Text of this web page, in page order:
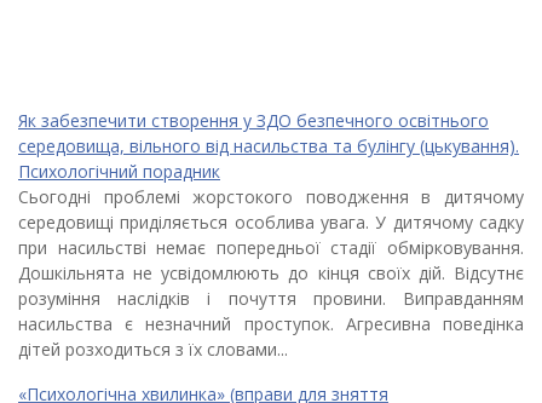
Як забезпечити створення у ЗДО безпечного освітнього
середовища, вільного від насильства та булінгу (цькування).
Психологічний порадник
Сьогодні проблемі жорстокого поводження в дитячому
середовищі приділяється особлива увага. У дитячому садку
при насильстві немає попередньої стадії обмірковування.
Дошкільнята не усвідомлюють до кінця своїх дій. Відсутнє
розуміння наслідків і почуття провини. Виправданням
насильства є незначний проступок. Агресивна поведінка
дітей розходиться з їх словами...
«Психологічна хвилинка» (вправи для зняття